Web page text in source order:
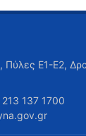
Πύλες Ε1-Ε2,
137 1700